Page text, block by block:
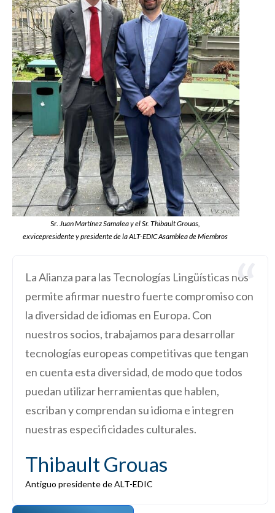
Sr. Juan Martínez Samalea y el Sr. Thibault Grouas,
exvicepresidente y presidente de laALT-EDIC Asamblea de Miembros
La Alianza para las Tecnologías Lingüísticas nos
permite afirmar nuestro fuerte compromiso con
la diversidad de idiomas en Europa. Con
nuestros socios, trabajamos para desarrollar
tecnologías europeas competitivas que tengan
en cuenta esta diversidad, de modo que todos
puedan utilizar herramientas que hablen,
escriban y comprendan su idioma e integren
nuestras especificidades culturales.
Thibault Grouas
Antiguo presidente de ALT-EDIC